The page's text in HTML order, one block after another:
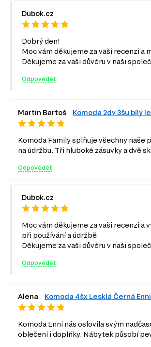
Dubok.cz
Dobrý den!
Moc vám děkujeme za vaši recenzi a
Děkujeme za vaši důvěru v naši
Odpovědět
Martin Bartoš Komoda 2dv 3šu bílý
Komoda Family splňuje všechny
na údržbu. Tři hluboké zásuvky a dvě
Odpovědět
Dubok.cz
Moc vám děkujeme za vaši recenzi
při používání a údržbě.
Děkujeme za vaši důvěru v naši
Odpovědět
Alena Komoda 4šx Lesklá Černá Enni
Komoda Enni nás oslovila svým
oblečení i doplňky. Nábytek působí